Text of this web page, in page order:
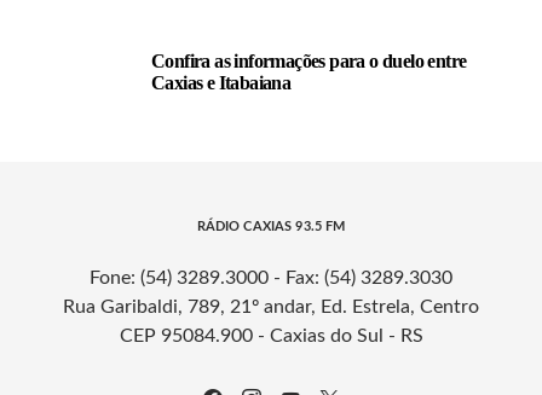
Confira as informações para o duelo entre
Caxias e Itabaiana
RÁDIO CAXIAS 93.5 FM
Fone: (54) 3289.3000 - Fax: (54) 3289.3030
Rua Garibaldi, 789, 21º andar, Ed. Estrela, Centro
CEP 95084.900 - Caxias do Sul - RS